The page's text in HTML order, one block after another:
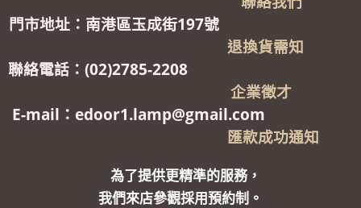
門市地址：南港區玉成街197號
退換貨需知
聯絡電話：(02)2785-2208
企業徵才
E-mail：edoor1.lamp@gmail.com
匯款成功通知
為了提供更精準的服務，
我們來店參觀採用預約制。